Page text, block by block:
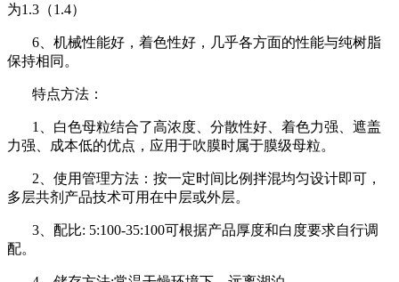
为1.3（1.4）
6、机械性能好，着色性好，几乎各方面的性能与纯树脂
保持相同。
特点方法：
1、白色母粒结合了高浓度、分散性好、着色力强、遮盖
力强、成本低的优点，应用于吹膜时属于膜级母粒。
2、使用管理方法：按一定时间比例拌混均匀设计即可，
多层共剂产品技术可用在中层或外层。
3、配比: 5:100-35:100可根据产品厚度和白度要求自行调
配。